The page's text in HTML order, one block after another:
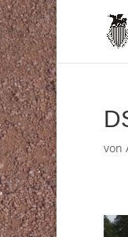
von